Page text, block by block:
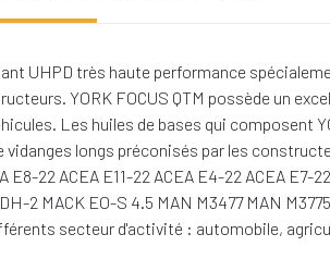
UHPD très haute performance
YORK FOCUS QTM possède un
Les huiles de bases qui composent
longs préconisés par les
22 ACEA E11-22 ACEA E4-22 ACEA E7-
2 MACK EO-S 4.5 MAN M3477 MAN
secteur d'activité : automobile,